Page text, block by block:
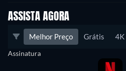
ASSISTA AGORA
Melhor Preço Grátis 4K
Assinatura